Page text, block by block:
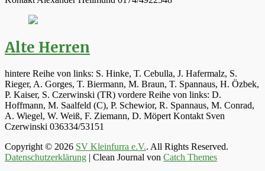
Alte Herren
hintere Reihe von links: S. Hinke, T. Cebulla, J. Hafermalz, S.
Rieger, A. Gorges, T. Biermann, M. Braun, T. Spannaus, H. Özbek,
P. Kaiser, S. Czerwinski (TR) vordere Reihe von links: D.
Hoffmann, M. Saalfeld (C), P. Schewior, R. Spannaus, M. Conrad,
A. Wiegel, W. Weiß, F. Ziemann, D. Möpert Kontakt Sven
Czerwinski 036334/53151
Copyright © 2026 SV Kleinfurra e.V.. All Rights Reserved.
Datenschutzerklärung | Clean Journal von Catch Themes